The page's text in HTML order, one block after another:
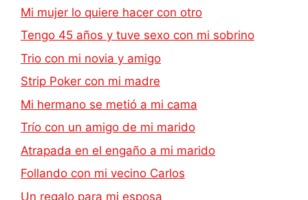
Mi mujer lo quiere hacer con otro
Tengo 45 años y tuve sexo con mi sobrino
Trio con mi novia y amigo
Strip Poker con mi madre
Mi hermano se metió a mi cama
Trío con un amigo de mi marido
Atrapada en el engaño a mi marido
Follando con mi vecino Carlos
Un regalo para mi esposa